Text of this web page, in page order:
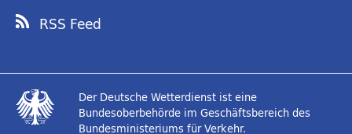
RSS Feed
Der Deutsche Wetterdienst ist eine
Bundesoberbehörde im Geschäftsbereich des
Bundesministeriums für Verkehr.